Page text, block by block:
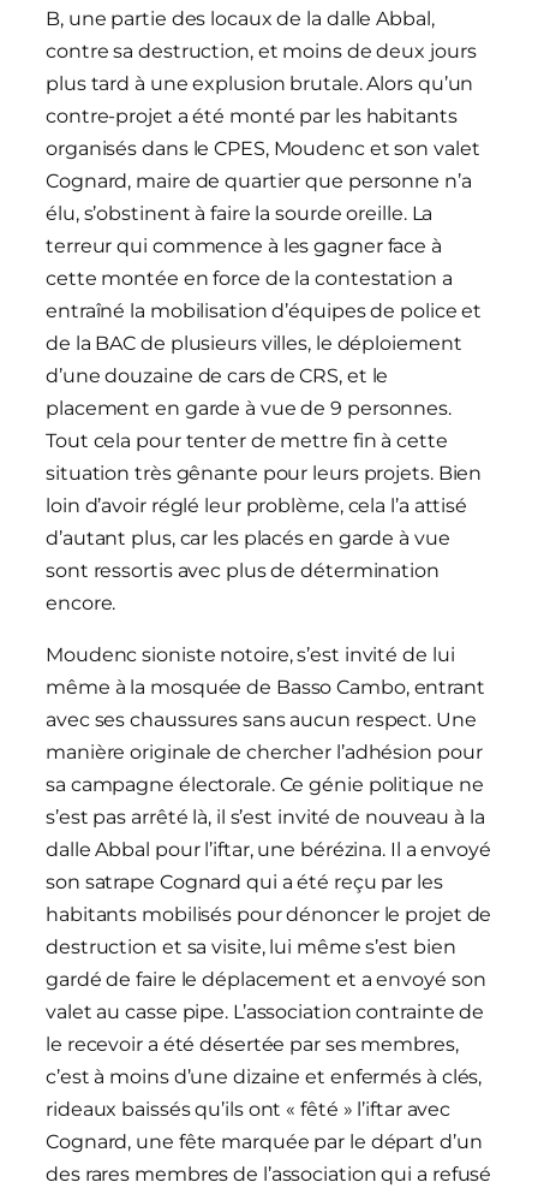
B, une partie des locaux de la dalle Abbal,
contre sa destruction, et moins de deux jours
plus tard à une explusion brutale. Alors qu’un
contre-projet a été monté par les habitants
organisés dans le CPES, Moudenc et son valet
Cognard, maire de quartier que personne n’a
élu, s’obstinent à faire la sourde oreille. La
terreur qui commence à les gagner face à
cette montée en force de la contestation a
entraîné la mobilisation d’équipes de police et
de la BAC de plusieurs villes, le déploiement
d’une douzaine de cars de CRS, et le
placement en garde à vue de 9 personnes.
Tout cela pour tenter de mettre fin à cette
situation très gênante pour leurs projets. Bien
loin d’avoir réglé leur problème, cela l’a attisé
d’autant plus, car les placés en garde à vue
sont ressortis avec plus de détermination
encore.
Moudenc sioniste notoire, s’est invité de lui
même à la mosquée de Basso Cambo, entrant
avec ses chaussures sans aucun respect. Une
manière originale de chercher l’adhésion pour
sa campagne électorale. Ce génie politique ne
s’est pas arrêté là, il s’est invité de nouveau à la
dalle Abbal pour l’iftar, une bérézina. Il a envoyé
son satrape Cognard qui a été reçu par les
habitants mobilisés pour dénoncer le projet de
destruction et sa visite, lui même s’est bien
gardé de faire le déplacement et a envoyé son
valet au casse pipe. L’association contrainte de
le recevoir a été désertée par ses membres,
c’est à moins d’une dizaine et enfermés à clés,
rideaux baissés qu’ils ont « fêté » l’iftar avec
Cognard, une fête marquée par le départ d’un
des rares membres de l’association qui a refusé